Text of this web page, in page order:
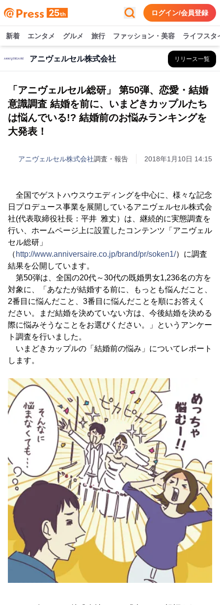
ログイン/会員登録
新着 エンタメ グルメ 旅行 ファッション・美容 ライフスタ
アニヴェルセル株式会社 リリース一覧
「アニヴェルセル総研」 第50弾、恋愛・結婚
意識調査 結婚を前に、いまどきカップルたち
は悩んでいる!? 結婚前のお悩みランキングを
大発表！
アニヴェルセル株式会社調査・報告 2018年1月10日 14:15
全国でゲストハウスウエディングを中心に、様々な記念
日プロデュース事業を展開しているアニヴェルセル株式会
社(代表取締役社長：平井 雅丈）は、継続的に実態調査を
行い、ホームページ上に設置したコンテンツ「アニヴェル
セル総研」
（ http://www.anniversaire.co.jp/brand/pr/soken1/）に調査
結果を公開しています。
第50弾は、全国の20代～30代の既婚男女1,236名の方を
対象に、「あなたが結婚する前に、もっとも悩んだこと、
2番目に悩んだこと、3番目に悩んだことを順にお答えく
ださい。まだ結婚を決めていない方は、今後結婚を決める
際に悩みそうなことをお選びください。」というアンケー
ト調査を行いました。
いまどきカップルの「結婚前の悩み」についてレポート
します。